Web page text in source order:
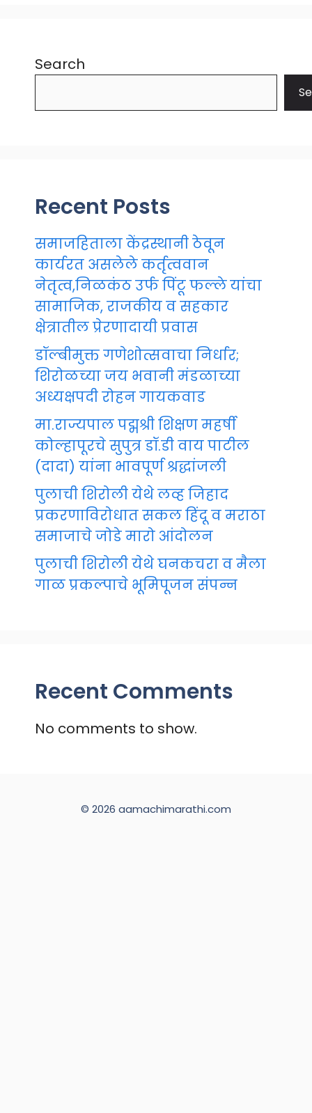
Search
Recent Posts
समाजहिताला केंद्रस्थानी ठेवून
कार्यरत असलेले कर्तृत्ववान
नेतृत्व,निळकंठ उर्फ पिंटू फल्ले यांचा
सामाजिक, राजकीय व सहकार
क्षेत्रातील प्रेरणादायी प्रवास
डॉल्बीमुक्त गणेशोत्सवाचा निर्धार;
शिरोळच्या जय भवानी मंडळाच्या
अध्यक्षपदी रोहन गायकवाड
मा.राज्यपाल पद्मश्री शिक्षण महर्षी
कोल्हापूरचे सुपुत्र डॉ.डी वाय पाटील
(दादा) यांना भावपूर्ण श्रद्धांजली
पुलाची शिरोली येथे लव्ह जिहाद
प्रकरणाविरोधात सकल हिंदू व मराठा
समाजाचे जोडे मारो आंदोलन
पुलाची शिरोली येथे घनकचरा व मैला
गाळ प्रकल्पाचे भूमिपूजन संपन्न
Recent Comments
No comments to show.
© 2026 aamachimarathi.com